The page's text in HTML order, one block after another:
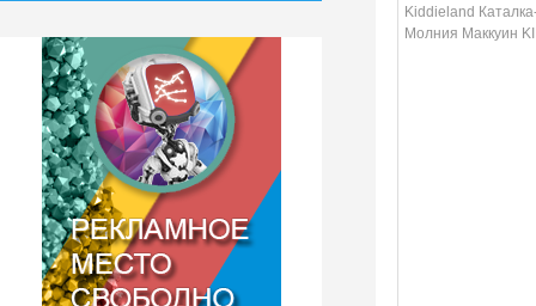
054569
Kiddieland
Молния Маккуин